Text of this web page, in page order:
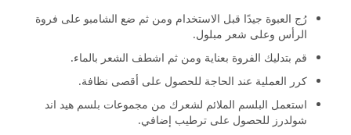
رُج العبوة جيدًا قبل الاستخدام ومن ثم ضع الشامبو على فروة
الرأس وعلى شعر مبلول.
قم بتدليك الفروة بعناية ومن ثم اشطف الشعر بالماء.
كرر العملية عند الحاجة للحصول على أقصى نظافة.
استعمل البلسم الملائم لشعرك من مجموعات بلسم هيد اند
شولدرز للحصول على ترطيب إضافي.